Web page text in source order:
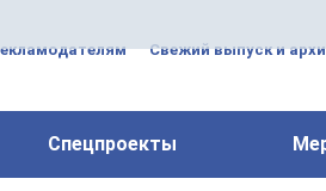
восстановлением,
на нефтегазовых,
Свежий выпуск и
Спецпроекты